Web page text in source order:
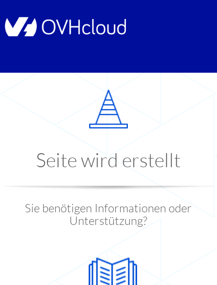
Seite wird erstellt
Sie benötigen Informationen oder
Unterstützung?